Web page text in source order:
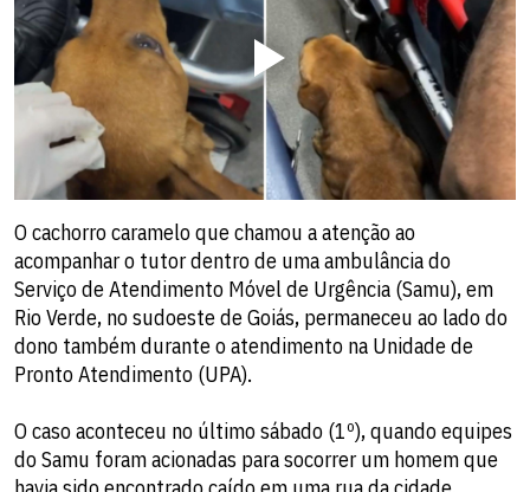
O cachorro caramelo que chamou a atenção ao
acompanhar o tutor dentro de uma ambulância do
Serviço de Atendimento Móvel de Urgência (Samu), em
Rio Verde, no sudoeste de Goiás, permaneceu ao lado do
dono também durante o atendimento na Unidade de
Pronto Atendimento (UPA).
O caso aconteceu no último sábado (1º), quando equipes
do Samu foram acionadas para socorrer um homem que